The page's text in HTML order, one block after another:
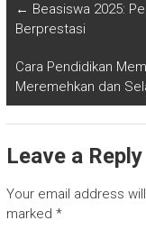
← Beasiswa 2025:
Berprestasi
Cara Pendidikan
Meremehkan dan
Leave a Reply
Your email address
marked *